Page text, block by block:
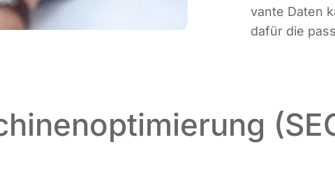
van­te Daten
dafür die